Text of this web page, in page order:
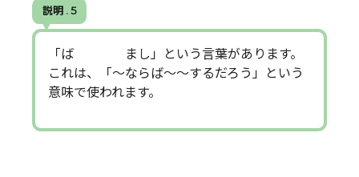
説明 . 5
「ば まし」という言葉があります。
これは、「～ならば～～するだろう」という
意味で使われます。